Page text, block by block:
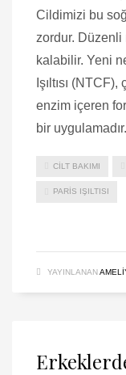
Cildimizi bu
zordur.
kalabilir. Yeni
Işıltısı
enzim içeren
bir uygulamadır.
CILT BAKIMI
PARIS IŞILTISI
YAYINLANAN